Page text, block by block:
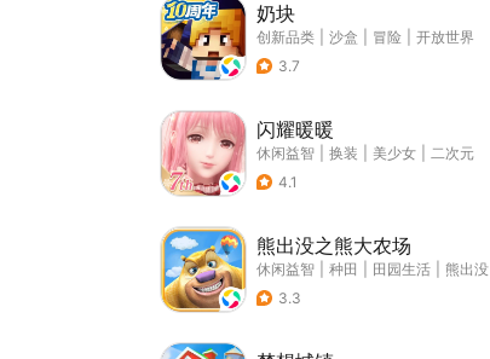
奶块
创新品类 沙盒 冒险
开放世界
3.7
闪耀暖暖
休闲益智 换装 美少女
二次元
4.1
熊出没之熊大农场
休闲益智 种田 田园生活
熊出没
3.3